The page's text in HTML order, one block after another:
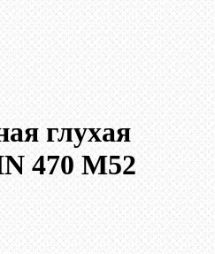
глухая
470 М52